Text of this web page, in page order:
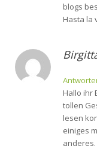
blogs
Hasta la
Hallo ihr
tollen
lesen
einiges